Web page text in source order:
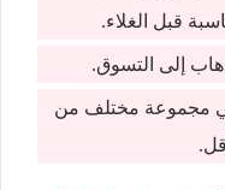
قبل الغلاء.
إلى التسوق.
في مجموعة مختلف من